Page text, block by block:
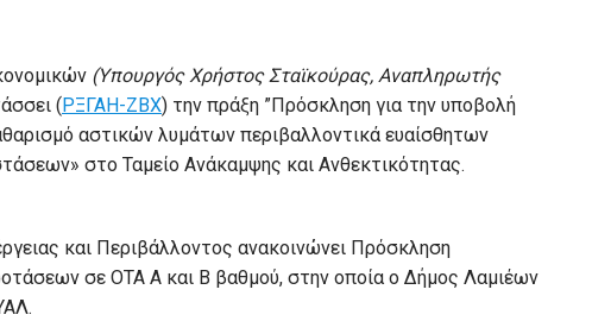
(Υπουργός Χρήστος Σταϊκούρας, Αναπληρωτής
( ΡΞΓΑΗ-ΖΒΧ) την πράξη ”Πρόσκληση για την υποβολή
αστικών λυμάτων περιβαλλοντικά ευαίσθητων
στο Ταμείο Ανάκαμψης και Ανθεκτικότητας.
και Περιβάλλοντος ανακοινώνει Πρόσκληση
σε ΟΤΑ Α και Β βαθμού, στην οποία ο Δήμος Λαμιέων